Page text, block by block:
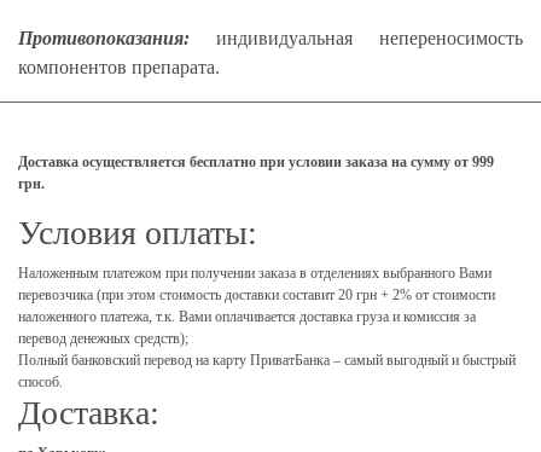
Противопоказания: индивидуальная непереносимость
компонентов препарата.
Доставка осуществляется бесплатно при условии заказа на сумму от 999
грн.
Условия оплаты:
Наложенным платежом при получении заказа в отделениях выбранного Вами
перевозчика (при этом стоимость доставки составит 20 грн + 2% от стоимости
наложенного платежа, т.к. Вами оплачивается доставка груза и комиссия за
перевод денежных средств);
Полный банковский перевод на карту ПриватБанка – самый выгодный и быстрый
способ.
Доставка: